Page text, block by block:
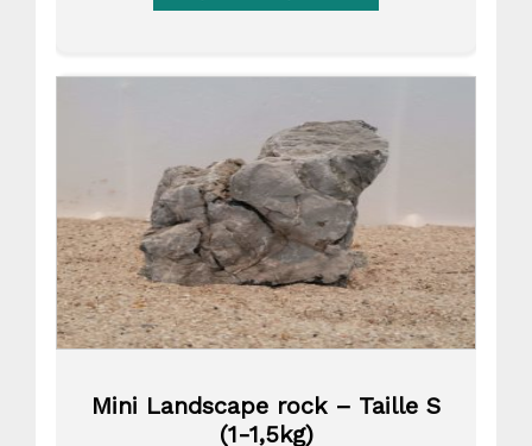
Mini Landscape rock – Taille S
(1-1,5kg)